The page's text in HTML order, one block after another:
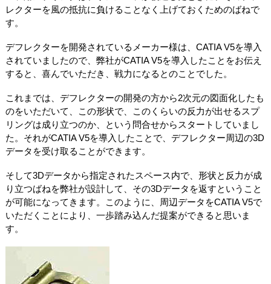
レクターを風の抵抗に負けることなく上げておくためのばねで
す。
デフレクターを開発されているメーカー様は、CATIA V5を導入
されていましたので、弊社がCATIA V5を導入したことをお伝え
すると、喜んでいただき、戦力になるとのことでした。
これまでは、デフレクターの開発の方から2次元の図面化したも
のをいただいて、この形状で、このくらいの反力が出せるスプ
リングは成り立つのか、という問合せからスタートしていまし
た。それがCATIA V5を導入したことで、デフレクター周辺の3D
データを受け取ることができます。
そして3Dデータから指定されたスペース内で、形状と反力が成
り立つばねを弊社が設計して、その3Dデータを返すということ
が可能になってきます。このように、周辺データをCATIA V5で
いただくことにより、一歩踏み込んだ提案ができると思いま
す。